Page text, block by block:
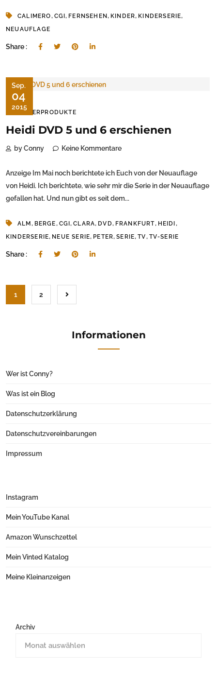
CALIMERO, CGI, FERNSEHEN, KINDER, KINDERSERIE,
NEUAUFLAGE
Share :
Sep.
04
2015
KINDERPRODUKTE
Heidi DVD 5 und 6 erschienen
by Conny Keine Kommentare
Anzeige Im Mai noch berichtete ich Euch von der Neuauflage
von Heidi. Ich berichtete, wie sehr mir die Serie in der Neuauflage
gefallen hat. Und nun gibt es seit dem...
ALM, BERGE, CGI,CLARA, DVD, FRANKFURT, HEIDI,
KINDERSERIE, NEUE SERIE, PETER,SERIE,TV, TV-SERIE
Share :
1 2
Informationen
Wer ist Conny?
Was ist ein Blog
Datenschutzerklärung
Datenschutzvereinbarungen
Impressum
Instagram
Mein YouTube Kanal
Amazon Wunschzettel
Mein Vinted Katalog
Meine Kleinanzeigen
Archiv